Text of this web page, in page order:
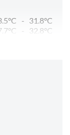
- 31.8°C
-
32.8°C